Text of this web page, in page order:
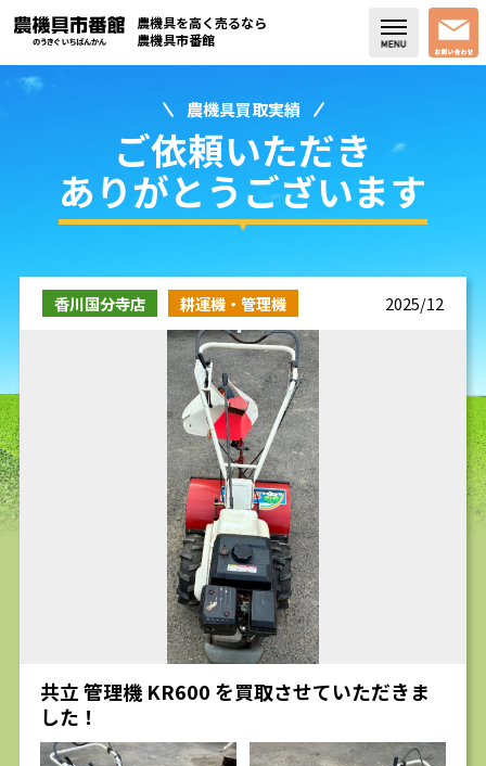
買取実績
コラム・スタッフブログ
取り扱い商品
販売中の農機具
よく頂く質問
お問い合わせ
農機具を高く売るなら
農機具市番館
農機具買取実績
ご依頼いただき
ありがとうございます
香川国分寺店 耕運機・管理機 2025/12
共立 管理機 KR600 を買取させていただきま
した！